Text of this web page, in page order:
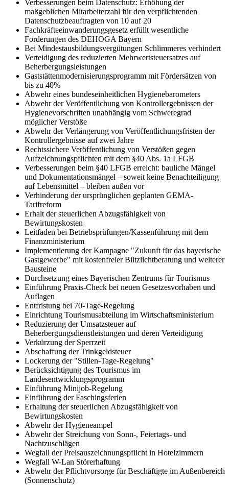
Verbesserungen beim Datenschutz: Erhöhung der
maßgeblichen Mitarbeiterzahl für den verpflichtenden
Datenschutzbeauftragten von 10 auf 20
Fachkräfteeinwanderungsgesetz erfüllt wesentliche
Forderungen des DEHOGA Bayern
Bei Mindestausbildungsvergütungen Schlimmeres verhindert
Verteidigung des reduzierten Mehrwertsteuersatzes auf
Beherbergungsleistungen
Gaststättenmodernisierungsprogramm mit Fördersätzen von
bis zu 40%
Abwehr eines bundeseinheitlichen Hygienebarometers
Abwehr der Veröffentlichung von Kontrollergebnissen der
Hygienevorschriften unabhängig vom Schweregrad
möglicher Verstöße
Abwehr der Verlängerung von Veröffentlichungsfristen der
Kontrollergebnisse auf zwei Jahre
Rechtssichere Veröffentlichung von Verstößen gegen
Aufzeichnungspflichten mit dem §40 Abs. 1a LFGB
Verbesserungen beim §40 LFGB erreicht: bauliche Mängel
und Dokumentationsmängel – soweit keine Benachteiligung
auf Lebensmittel – bleiben außen vor
Verhinderung der ursprünglichen geplanten GEMA-
Tarifreform
Erhalt der steuerlichen Abzugsfähigkeit von
Bewirtungskosten
Leitfaden bei Betriebsprüfungen/Kassenführung mit dem
Finanzministerium
Implementierung der Kampagne "Zukunft für das bayerische
Gastgewerbe" mit kostenfreier Blitzlichtberatung und weiterer
Bausteine
Durchsetzung eines Bayerischen Zentrums für Tourismus
Einführung Praxis-Check bei neuen Gesetzesvorhaben und
Auflagen
Entfristung bei 70-Tage-Regelung
Einrichtung Tourismusabteilung im Wirtschaftsministerium
Reduzierung der Umsatzsteuer auf
Beherbergungsdienstleistungen und deren Verteidigung
Verkürzung der Sperrzeit
Abschaffung der Trinkgeldsteuer
Lockerung der "Stillen-Tage-Regelung"
Berücksichtigung des Tourismus im
Landesentwicklungsprogramm
Einführung Minijob-Regelung
Einführung der Faschingsferien
Erhaltung der steuerlichen Abzugsfähigkeit von
Bewirtungskosten
Abwehr der Hygieneampel
Abwehr der Streichung von Sonn-, Feiertags- und
Nachtzuschlägen
Wegfall der Preisauszeichnungspflicht in Hotelzimmern
Wegfall W-Lan Störerhaftung
Abwehr der Pflichtvorsorge für Beschäftigte im Außenbereich
(Sonnenschutz)